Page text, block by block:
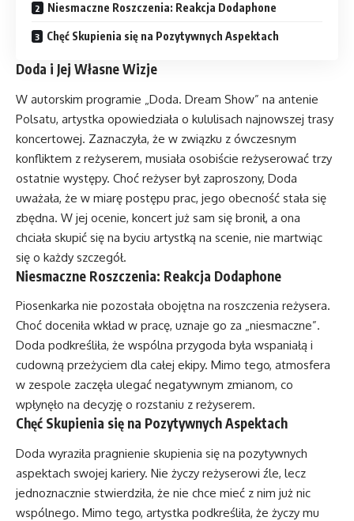
Niesmaczne Roszczenia: Reakcja Dodaphone
Chęć Skupienia się na Pozytywnych Aspektach
Doda i Jej Własne Wizje
W autorskim programie „Doda. Dream Show” na antenie
Polsatu, artystka opowiedziała o kululisach najnowszej trasy
koncertowej. Zaznaczyła, że w związku z ówczesnym
konfliktem z reżyserem, musiała osobiście reżyserować trzy
ostatnie występy. Choć reżyser był zaproszony, Doda
uważała, że w miarę postępu prac, jego obecność stała się
zbędna. W jej ocenie, koncert już sam się bronił, a ona
chciała skupić się na byciu artystką na scenie, nie martwiąc
się o każdy szczegół.
Niesmaczne Roszczenia: Reakcja Dodaphone
Piosenkarka nie pozostała obojętna na roszczenia reżysera.
Choć doceniła wkład w pracę, uznaje go za „niesmaczne”.
Doda podkreśliła, że wspólna przygoda była wspaniałą i
cudowną przeżyciem dla całej ekipy. Mimo tego, atmosfera
w zespole zaczęła ulegać negatywnym zmianom, co
wpłynęło na decyzję o rozstaniu z reżyserem.
Chęć Skupienia się na Pozytywnych Aspektach
Doda wyraziła pragnienie skupienia się na pozytywnych
aspektach swojej kariery. Nie życzy reżyserowi źle, lecz
jednoznacznie stwierdziła, że nie chce mieć z nim już nic
wspólnego. Mimo tego, artystka podkreśliła, że życzy mu